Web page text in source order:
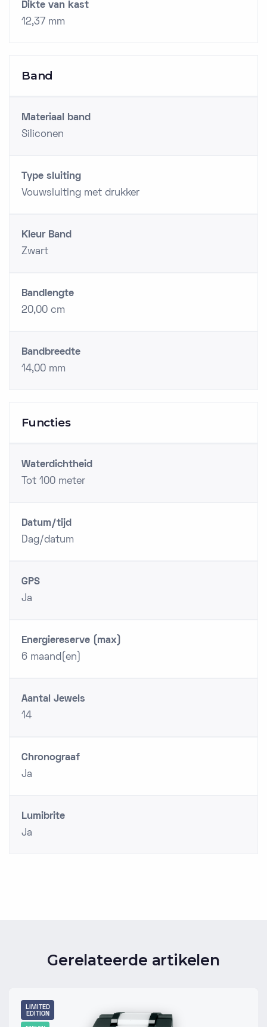
Dikte van kast
12,37 mm
Band
Materiaal band
Siliconen
Type sluiting
Vouwsluiting met drukker
Kleur Band
Zwart
Bandlengte
20,00 cm
Bandbreedte
14,00 mm
Functies
Waterdichtheid
Tot 100 meter
Datum/tijd
Dag/datum
GPS
Ja
Energiereserve (max)
6 maand(en)
Aantal Jewels
14
Chronograaf
Ja
Lumibrite
Ja
Gerelateerde artikelen
LIMITED
EDITION